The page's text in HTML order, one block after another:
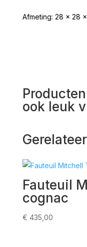
Afmeting: 28 x 28 x
ook leuk
Fauteuil
cognac
€ 435,00